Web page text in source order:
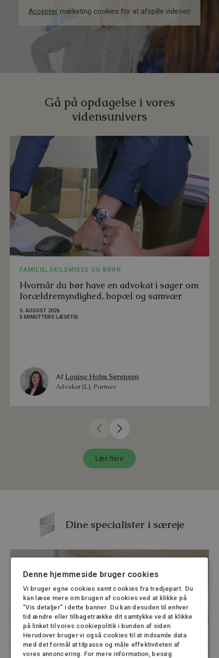
Accepter marketing cookies for at afspille videoen
Gå på opdagelse i vores
vidensunivers
FAMILIE, SKILSMISSE OG BØRN
Hvornår du bør have en advokat i sager om
forældremyndighed, bopæl og samvær
5. AUGUST 2026
3 MINUTTERS LÆSETID
Af Louise Holm Sørensen
Advokat (L), Partner
Læs flere
Dine specialister i særeje
Denne hjemmeside bruger cookies
Vi bruger egne cookies samt cookies fra tredjepart. Du
kan læse mere om brugen af cookies ved at klikke på
”Vis detaljer” i dette banner. Du kan desuden til enhver
tid ændre eller tilbagetrække dit samtykke ved at klikke
på linket til vores cookiepolitik i bunden af siden.
Herudover bruger vi også cookies til at indsamle data
med det formål at tilpasse og måle effektiviteten af
vores annoncering. For mere information, besøg